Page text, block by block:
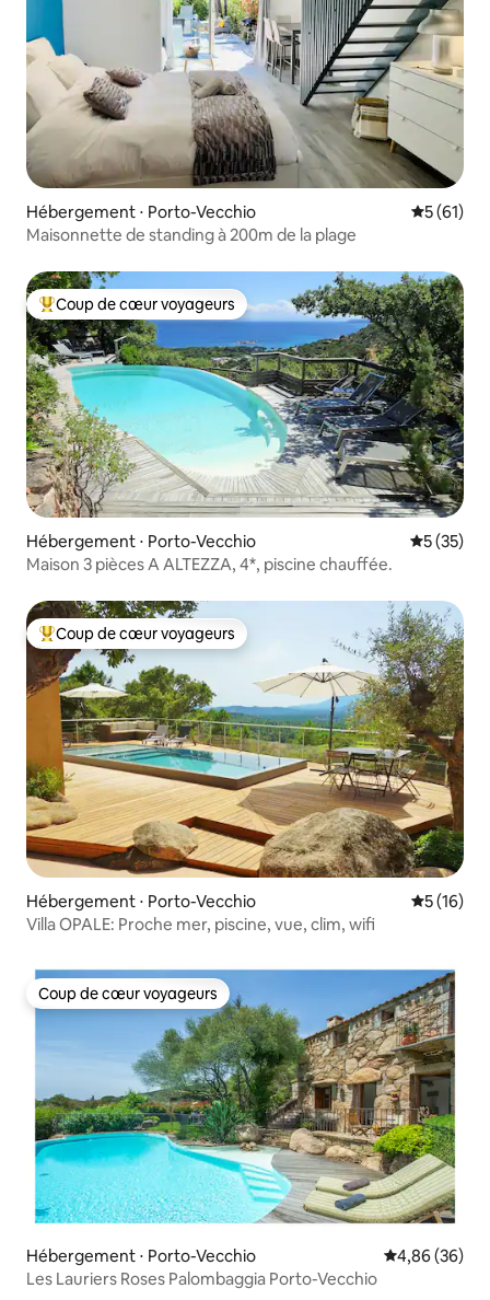
Hébergement ⋅ Porto-Vecchio
5 (61)
Maisonnette de standing à 200m de la plage
Coups de cœur voyageurs les plus appréciés
Coup de cœur voyageurs
Hébergement ⋅ Porto-Vecchio
5 (35)
Maison 3 pièces A ALTEZZA, 4*, piscine chauffée.
Coups de cœur voyageurs les plus appréciés
Coup de cœur voyageurs
Hébergement ⋅ Porto-Vecchio
5 (16)
Villa OPALE: Proche mer, piscine, vue, clim, wifi
Coup de cœur voyageurs
Coup de cœur voyageurs
Hébergement ⋅ Porto-Vecchio Évaluation
4,86 (36)
Les Lauriers Roses Palombaggia Porto-Vecchio